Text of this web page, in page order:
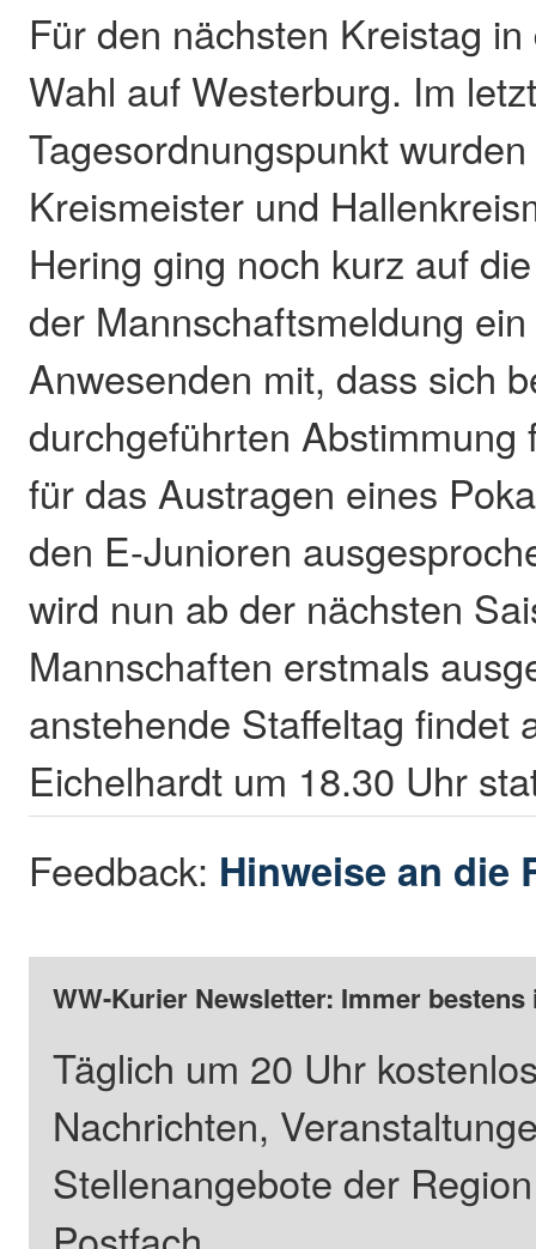
Für den nächsten Kreistag
Wahl auf Westerburg. Im
Tagesordnungspunkt
Kreismeister und
Hering ging noch kurz auf
der Mannschaftsmeldung
Anwesenden mit, dass sich
durchgeführten Abstimmung
für das Austragen eines
den E-Junioren
wird nun ab der nächsten
Mannschaften erstmals
anstehende Staffeltag findet
Eichelhardt um 18.30 Uhr
Feedback: Hinweise an die
WW-Kurier Newsletter: Immer
Täglich um 20 Uhr
Nachrichten,
Stellenangebote der